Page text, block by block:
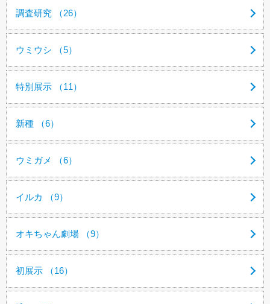
調査研究 （26）
ウミウシ （5）
特別展示 （11）
新種 （6）
ウミガメ （6）
イルカ （9）
オキちゃん劇場 （9）
初展示 （16）